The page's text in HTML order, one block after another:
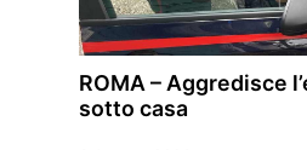
ROMA – Aggredisce
sotto casa